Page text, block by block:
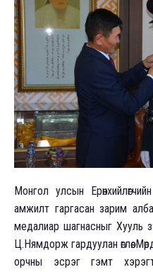
Монгол улсын
амжилт гаргасан зарим
медалиар шагнасныг Хууль
Ц.Нямдорж гардуулан өглөө.
орчны эсрэг гэмт